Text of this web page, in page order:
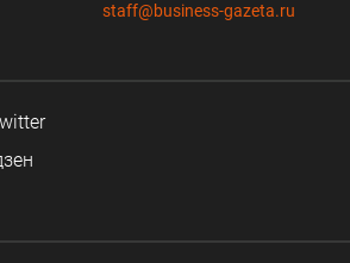
staff@business-gazeta.ru